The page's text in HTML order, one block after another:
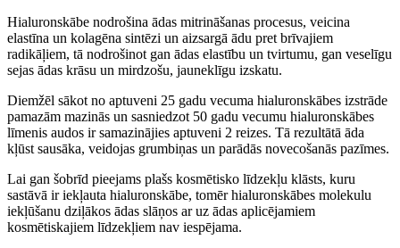
Hialuronskābe nodrošina ādas mitrināšanas procesus, veicina
elastīna un kolagēna sintēzi un aizsargā ādu pret brīvajiem
radikāļiem, tā nodrošinot gan ādas elastību un tvirtumu, gan veselīgu
sejas ādas krāsu un mirdzošu, jauneklīgu izskatu.
Diemžēl sākot no aptuveni 25 gadu vecuma hialuronskābes izstrāde
pamazām mazinās un sasniedzot 50 gadu vecumu hialuronskābes
līmenis audos ir samazinājies aptuveni 2 reizes. Tā rezultātā āda
kļūst sausāka, veidojas grumbiņas un parādās novecošanās pazīmes.
Lai gan šobrīd pieejams plašs kosmētisko līdzekļu klāsts, kuru
sastāvā ir iekļauta hialuronskābe, tomēr hialuronskābes molekulu
iekļūšanu dziļākos ādas slāņos ar uz ādas aplicējamiem
kosmētiskajiem līdzekļiem nav iespējama.